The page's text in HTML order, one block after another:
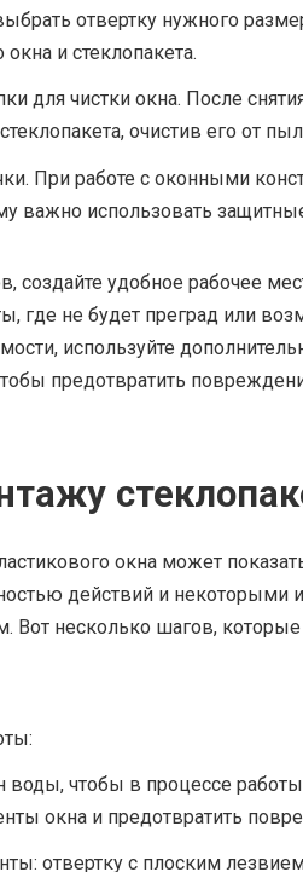
отвертку нужного
и стеклопакета.
для чистки окна. После
очистив его от
При работе с оконными
важно использовать
создайте удобное рабочее
где не будет преград или
используйте
предотвратить
окна может
действий и некоторыми
Вот несколько шагов,
воды, чтобы в процессе
окна и предотвратить
отвертку с плоским